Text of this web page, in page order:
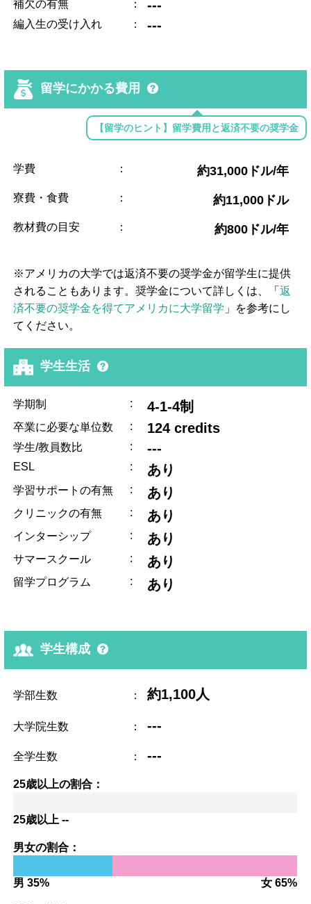
補欠の有無 ： ---
編入生の受け入れ ： ---
留学にかかる費用
【留学のヒント】留学費用と返済不要の奨学金
学費 ： 約31,000ドル/年
寮費・食費 ： 約11,000ドル
教材費の目安 ： 約800ドル/年
※アメリカの大学では返済不要の奨学金が留学生に提供
されることもあります。奨学金について詳しくは、「返
済不要の奨学金を得てアメリカに大学留学 」を参考にし
てください。
学生生活
学期制 : 4-1-4制
卒業に必要な単位数 : 124 credits
学生/教員数比 : ---
ESL : あり
学習サポートの有無 : あり
クリニックの有無 : あり
インターシップ : あり
サマースクール : あり
留学プログラム : あり
学生構成
学部生数 ： 約1,100人
大学院生数 ： ---
全学生数 ： ---
25歳以上の割合：
25歳以上 --
男女の割合：
男 35% 女 65%